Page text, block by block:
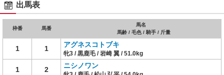
出馬表
枠番 馬番
馬名
馬齢 / 毛色 / 騎手 / 斤量
1 1 アグネスコトブキ
牝3 / 黒鹿毛 / 岩崎 翼 / 51.0kg
1 2 ニシノワン